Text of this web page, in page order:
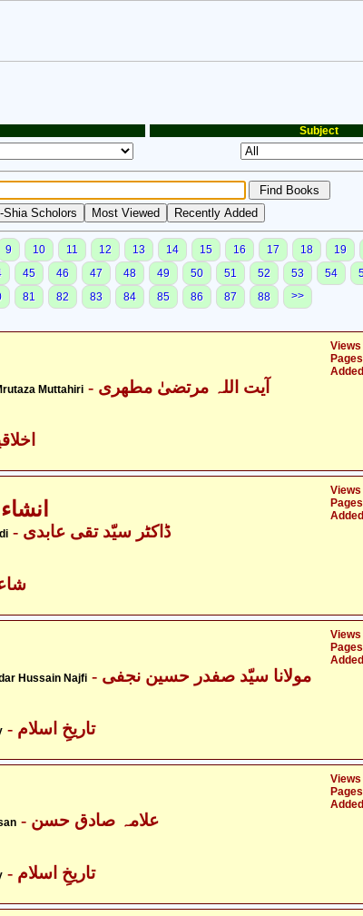
Subject
9 10 11 12 13 14 15 16 17 18 19
45 46 47 48 49 50 51 52 53 54
81 82 83 84 85 86 87 88
>>
Muttahiri - آیت اللہ مرتضیٰ مطھری
-
Views
- ڈاکٹر سیّد تقی عابدی
-
Views
Hussain Najfi
- تاریخِ اسلام
Views
- علامہ صادق حسن
- تاریخِ اسلام
Views